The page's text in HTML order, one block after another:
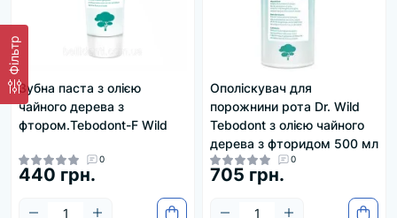
Фільтр
Зубна паста з олією
чайного дерева з
фтором.Tebodont-F Wild
0
440 грн.
Ополіскувач для
порожнини рота Dr. Wild
Tebodont з олією чайного
дерева з фторидом 500 мл
0
705 грн.